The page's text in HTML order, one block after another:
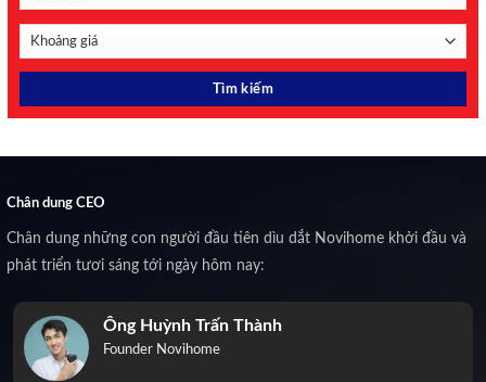
Chân dung CEO
Chân dung những con người đầu tiên dìu dắt Novihome khởi đầu và
phát triển tươi sáng tới ngày hôm nay:
Ông Huỳnh Trấn Thành
Founder Novihome